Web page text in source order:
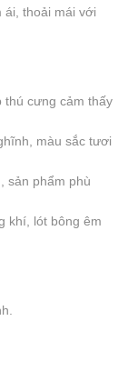
ái, thoải mái với
thú cưng cảm thấy
màu sắc tươi
sản phẩm phù
khí, lót bông êm